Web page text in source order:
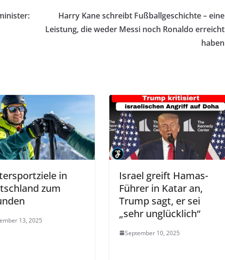
Harry Kane schreibt Fußballgeschichte – eine
Leistung, die weder Messi noch Ronaldo erreicht
haben
in
zum
13, 2025
Israel greift Hamas-
Führer in Katar an,
Trump sagt, er sei
„sehr unglücklich“
September 10, 2025